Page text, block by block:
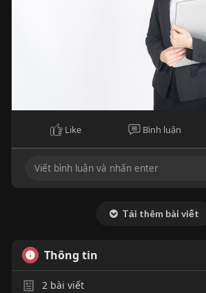
Like Bình luận
Tải thêm bài viết
Thông tin
2bài viết